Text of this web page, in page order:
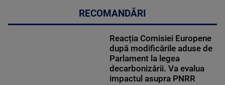
RECOMANDĂRI
Reacția Comisiei Europene
după modificările aduse de
Parlament la legea
decarbonizării. Va evalua
impactul asupra PNRR